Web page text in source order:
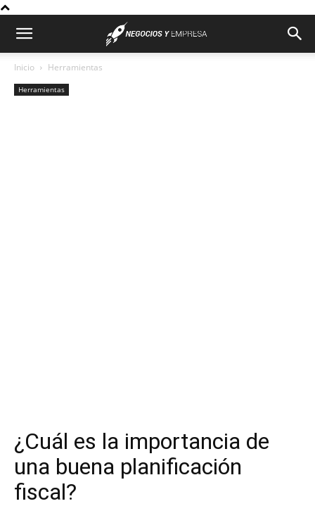
Inicio Herramientas
Herramientas
¿Cuál es la importancia de
una buena planificación
fiscal?